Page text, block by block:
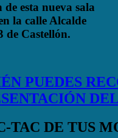
esta nueva sala
la calle Alcalde
de Castellón.
PUEDES
TAC DE TUS